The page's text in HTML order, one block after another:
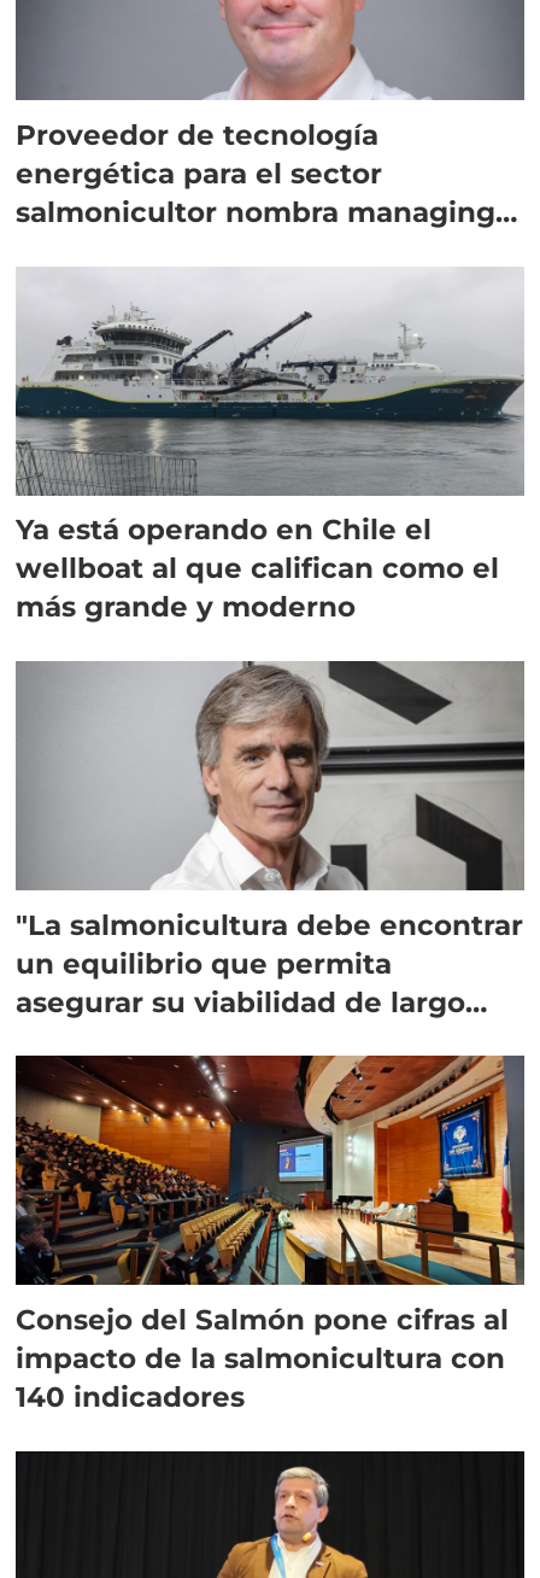
Proveedor de tecnología
energética para el sector
salmonicultor nombra managing
Ya está operando en Chile el
wellboat al que califican como el
más grande y moderno
"La salmonicultura debe encontrar
un equilibrio que permita
asegurar su viabilidad de largo
Consejo del Salmón pone cifras al
impacto de la salmonicultura con
140 indicadores